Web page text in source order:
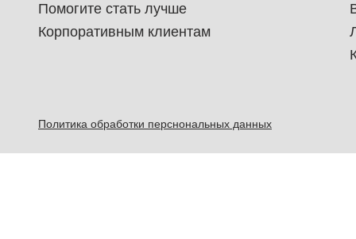
Помогите стать лучше
Корпоративным клиентам
Политика обработки перснональных данных